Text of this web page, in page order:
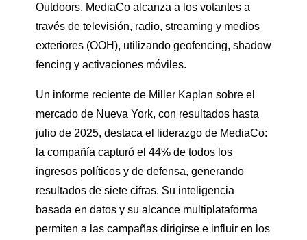
Outdoors, MediaCo alcanza a los votantes a
través de televisión, radio, streaming y medios
exteriores (OOH), utilizando geofencing, shadow
fencing y activaciones móviles.
Un informe reciente de Miller Kaplan sobre el
mercado de Nueva York, con resultados hasta
julio de 2025, destaca el liderazgo de MediaCo:
la compañía capturó el 44% de todos los
ingresos políticos y de defensa, generando
resultados de siete cifras. Su inteligencia
basada en datos y su alcance multiplataforma
permiten a las campañas dirigirse e influir en los